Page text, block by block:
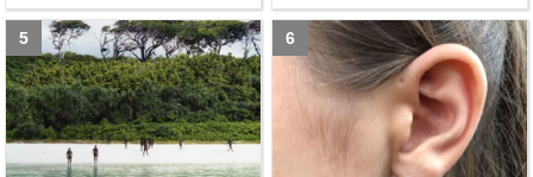
る！！